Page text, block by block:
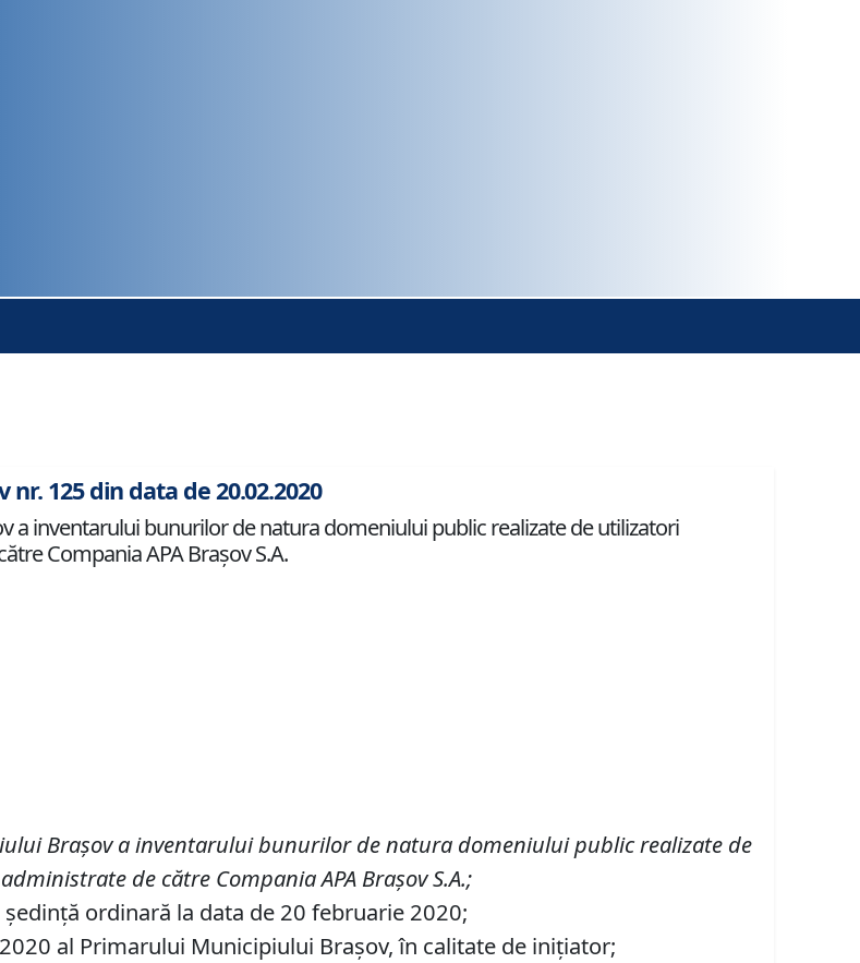
125 din data de 20.02.2020
a inventarului bunurilor de natura domeniului public realizate de utilizatori
Compania APA Braşov S.A.
Braşov a inventarului bunurilor de natura domeniului public realizate de
te de către Compania APA Braşov S.A.;
ordinară la data de 20 februarie 2020;
al Primarului Municipiului Braşov, în calitate de inițiator;